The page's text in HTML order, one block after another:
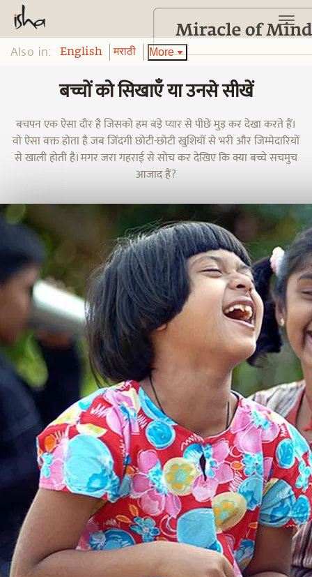
Also in: English मराठी More
बच्चों को सिखाएँ या उनसे सीखें
बचपन एक ऐसा दौर है जिसको हम बड़े प्यार से पीछे मुड़ कर देखा करते हैं।
वो ऐसा वक्त होता है जब जिंदगी छोटी-छोटी खुशियों से भरी और जिम्मेदारियों
से खाली होती है। मगर जरा गहराई से सोच कर देखिए कि क्या बच्चे सचमुच
आजाद हैं?